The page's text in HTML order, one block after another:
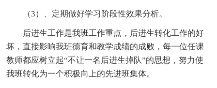
（3）、定期做好学习阶段性效果分析。
后进生工作是我班工作重点，后进生转化工作的好
坏，直接影响我班德育和教学成绩的成败，每一位任课
教师都应树立起“不让一名后进生掉队”的思想，努力使
我班转化为一个积极向上的先进班集体。